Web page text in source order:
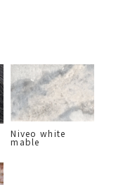
Niveo white
mable